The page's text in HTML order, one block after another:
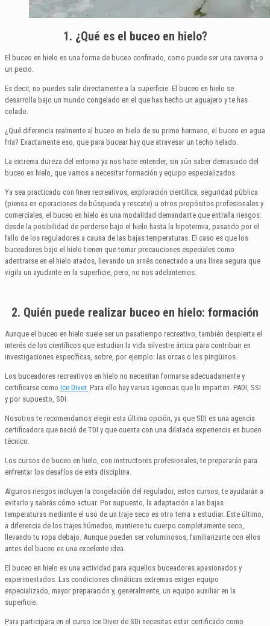
1. ¿Qué es el buceo en hielo?
El buceo en hielo es una forma de buceo confinado, como puede ser una caverna o
un pecio.
Es decir, no puedes salir directamente a la superficie. El buceo en hielo se
desarrolla bajo un mundo congelado en el que has hecho un aguajero y te has
colado.
¿Qué diferencia realmente al buceo en hielo de su primo hermano, el buceo en agua
fría? Exactamente eso, que para bucear hay que atravesar un techo helado.
La extrema dureza del entorno ya nos hace entender, sin aún saber demasiado del
buceo en hielo, que vamos a necesitar formación y equipo especializados.
Ya sea practicado con fines recreativos, exploración científica, seguridad pública
(piensa en operaciones de búsqueda y rescate) u otros propósitos profesionales y
comerciales, el buceo en hielo es una modalidad demandante que entraña riesgos:
desde la posibilidad de perderse bajo el hielo hasta la hipotermia, pasando por el
fallo de los reguladores a causa de las bajas temperaturas. El caso es que los
buceadores bajo el hielo tienen que tomar precauciones especiales como
adentrarse en el hielo atados, llevando un arnés conectado a una línea segura que
vigila un ayudante en la superficie, pero, no nos adelantemos.
2. Quién puede realizar buceo en hielo: formación
Aunque el buceo en hielo suele ser un pasatiempo recreativo, también despierta el
interés de los científicos que estudian la vida silvestre ártica para contribuir en
investigaciones específicas, sobre, por ejemplo: las orcas o los pingüinos.
Los buceadores recreativos en hielo no necesitan formarse adecuadamente y
certificarse como Ice Diver. Para ello hay varias agencias que lo imparten. PADI, SSI
y por supuesto, SDI.
Nosotros te recomendamos elegir esta última opción, ya que SDI es una agencia
certificadora que nació de TDI y que cuenta con una dilatada experiencia en buceo
técnico.
Los cursos de buceo en hielo, con instructores profesionales, te prepararán para
enfrentar los desafíos de esta disciplina.
Algunos riesgos incluyen la congelación del regulador, estos cursos, te ayudarán a
evitarlo y sabrás cómo actuar. Por supuesto, la adaptación a las bajas
temperaturas mediante el uso de un traje seco es otro tema a estudiar. Este último,
a diferencia de los trajes húmedos, mantiene tu cuerpo completamente seco,
llevando tu ropa debajo. Aunque pueden ser voluminosos, familiarizarte con ellos
antes del buceo es una excelente idea.
El buceo en hielo es una actividad para aquellos buceadores apasionados y
experimentados. Las condiciones climáticas extremas exigen equipo
especializado, mayor preparación y, generalmente, un equipo auxiliar en la
superficie.
Para participara en el curso Ice Diver de SDi necesitas estar certificado como